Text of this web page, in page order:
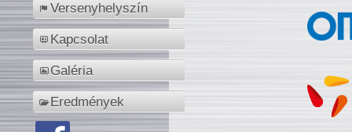
Versenyhelyszín
Kapcsolat
Galéria
Eredmények